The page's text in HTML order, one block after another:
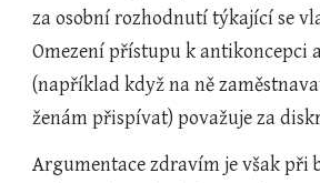
za osobní rozhodnutí týkající se
Omezení přístupu k antikoncepci
(například když na ně
ženám přispívat) považuje za
Argumentace zdravím je však při